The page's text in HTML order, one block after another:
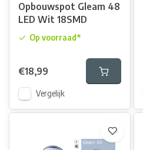
Opbouwspot Gleam 48
LED Wit 18SMD
Op voorraad*
€18,99
Vergelijk